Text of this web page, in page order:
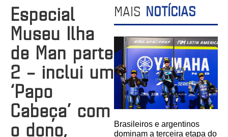
Especial
Museu Ilha
de Man parte
2 – inclui um
‘Papo
Cabeça’ com
o dono,
MAIS NOTÍCIAS
Brasileiros e argentinos
dominam a terceira etapa do